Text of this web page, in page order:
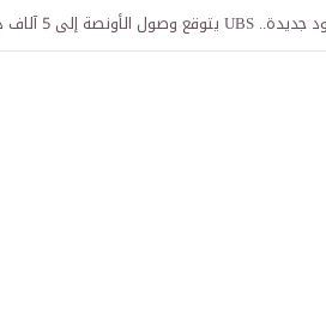
فورًا بعد القيادة السريعة ولمسافة طويلة؟